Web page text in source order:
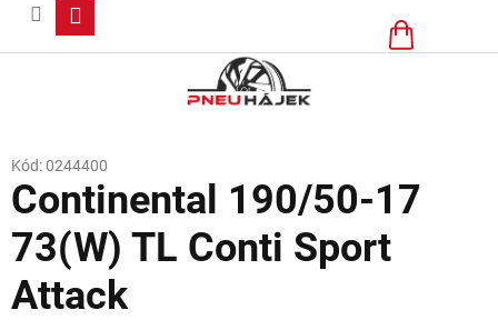
Nákupní
Continental 190/50-17
73(W) TL Conti Sport
Attack
Kód:0244400